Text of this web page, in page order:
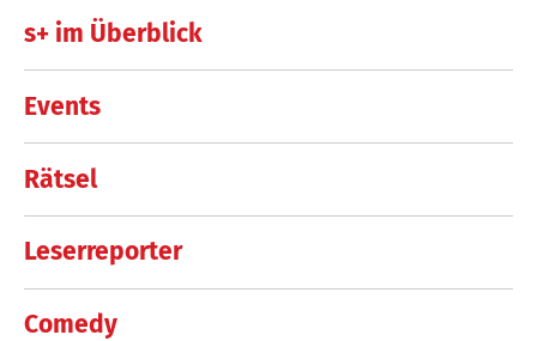
s+ im Überblick
Events
Rätsel
Leserreporter
Comedy